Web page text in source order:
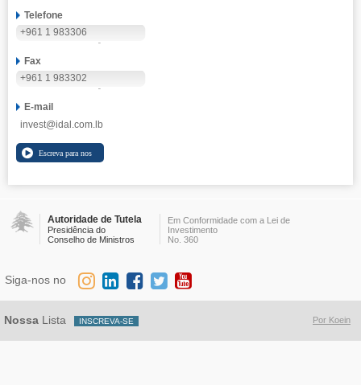
Telefone
+961 1 983306
Fax
+961 1 983302
E-mail
invest@idal.com.lb
Autoridade de Tutela
Presidência do
Conselho de Ministros
Em Conformidade com a Lei de
Investimento
No. 360
Por Koein
Nossa Lista
Siga-nos no